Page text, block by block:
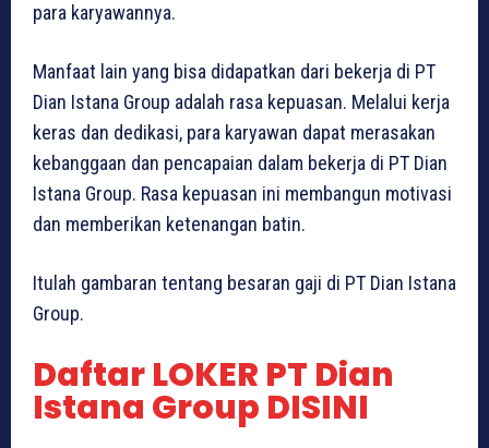
para karyawannya.
Manfaat lain yang bisa didapatkan dari bekerja di PT
Dian Istana Group adalah rasa kepuasan. Melalui kerja
keras dan dedikasi, para karyawan dapat merasakan
kebanggaan dan pencapaian dalam bekerja di PT Dian
Istana Group. Rasa kepuasan ini membangun motivasi
dan memberikan ketenangan batin.
Itulah gambaran tentang besaran gaji di PT Dian Istana
Group.
Daftar LOKER PT Dian
Istana Group DISINI